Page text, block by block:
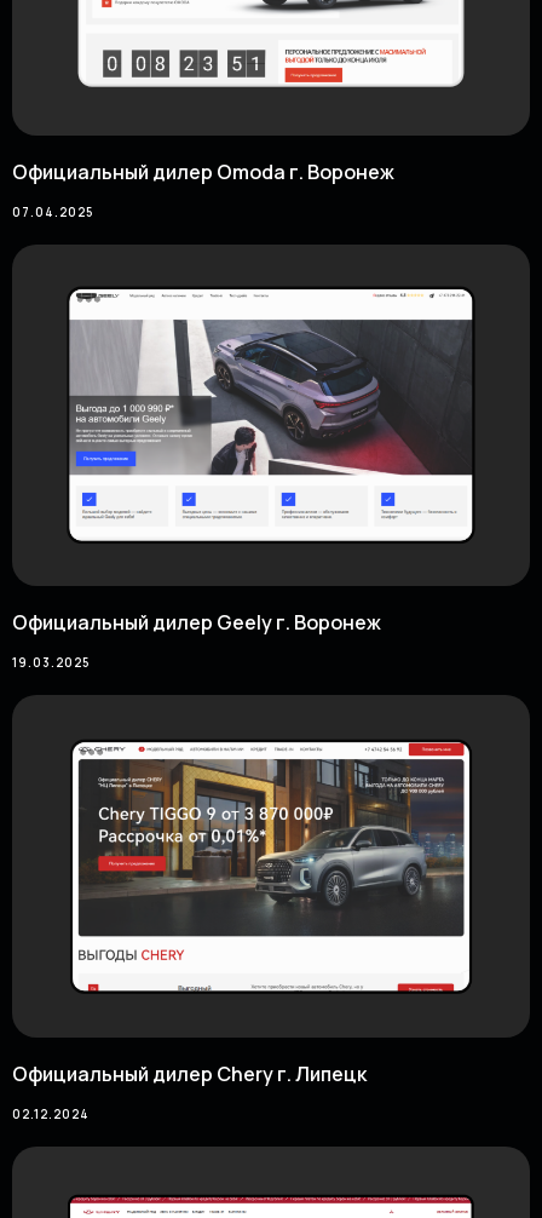
Официальный дилер Omoda г. Воронеж
07.04.2025
Официальный дилер Geely г. Воронеж
19.03.2025
Официальный дилер Chery г. Липецк
02.12.2024